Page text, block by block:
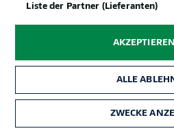
Trikots. Leipzig tritt in weißem
Orban wegen
Liste der Partner (Lieferanten)
AKZEPTIEREN
ALLE
ZWECKE